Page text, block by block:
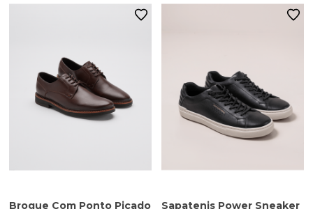
Brogue Com Ponto Picado Sapatenis Power Sneaker